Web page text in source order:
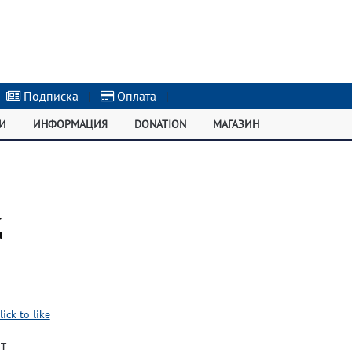
Подписка | Оплата |
ИНФОРМАЦИЯ DONATION МАГАЗИН
to like